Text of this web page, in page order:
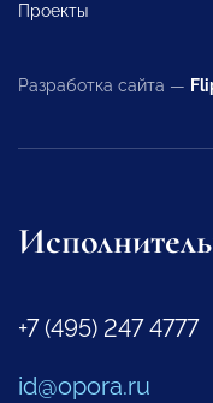
Проекты
Разработка сайта —
+7 (495) 247 4777
id@opora.ru